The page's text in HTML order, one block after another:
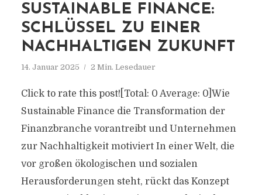
SUSTAINABLE FINANCE:
SCHLÜSSEL ZU EINER
NACHHALTIGEN ZUKUNFT
14. Januar 2025 2 Min. Lesedauer
Click to rate this post![Total: 0 Average: 0]Wie
Sustainable Finance die Transformation der
Finanzbranche vorantreibt und Unternehmen
zur Nachhaltigkeit motiviert In einer Welt, die
vor großen ökologischen und sozialen
Herausforderungen steht, rückt das Konzept